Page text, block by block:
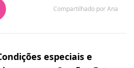
Compartilhado por Ana
especiais e